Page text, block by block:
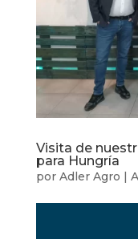
Visita de
para Hungría
por Adler Agro